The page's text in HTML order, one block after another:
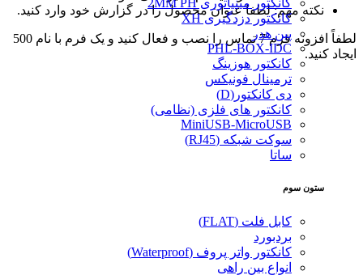
کانکتور دزدگیری XH
پین هدر
PHL-BOX-IDC
کانکتور هوزینگ
ترمینال فونیکس
دی کانکتور(D)
کانکتور های فلزی (نظامی)
MiniUSB-MicroUSB
سوکت شبکه (RJ45)
ساتا
ستون سوم
کابل فلت (FLAT)
بردبورد
کانکتور واتر پروف (Waterproof)
انواع بین راهی
نکته مهم: لطفا عنوان محصول را در گزارش خود وارد کنید.
لطفاً افزونه فرم 7 تماس را نصب و فعال کنید و یک فرم با نام 500
ایجاد کنید.